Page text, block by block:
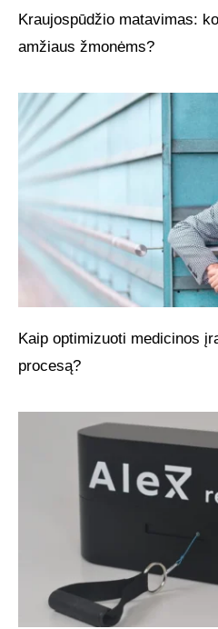
Kraujospūdžio matavimas:
amžiaus žmonėms?
Kaip optimizuoti medicinos
procesą?